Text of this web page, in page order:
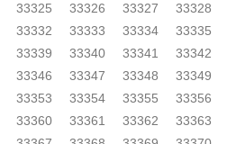
33325 33326 33327
33328
33332 33333 33334
33335
33339 33340 33341
33342
33346 33347 33348
33349
33353 33354 33355
33356
33360 33361 33362
33363